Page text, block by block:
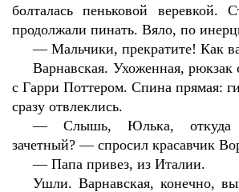
болталась пеньковой веревкой.
продолжали пинать. Вяло, по
—Мальчики, прекратите! Как
Варнавская. Ухоженная,
с Гарри Поттером. Спина прямая:
сразу отвлеклись.
—Слышь, Юлька, откуда
зачетный? — спросил красавчик
—Папа привез, из Италии.
Ушли. Варнавская, конечно,